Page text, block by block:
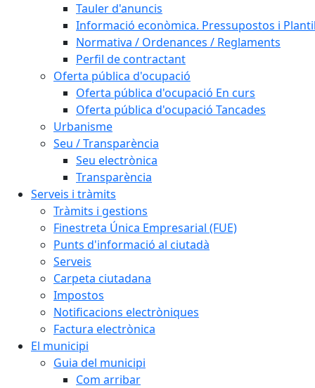
Tauler d'anuncis
Informació econòmica. Pressupostos i
Normativa / Ordenances / Reglaments
Perfil de contractant
Oferta pública d'ocupació
Oferta pública d'ocupació En curs
Oferta pública d'ocupació Tancades
Urbanisme
Seu / Transparència
Seu electrònica
Transparència
Serveis i tràmits
Tràmits i gestions
Finestreta Única Empresarial (FUE)
Punts d'informació al ciutadà
Serveis
Carpeta ciutadana
Impostos
Notificacions electròniques
Factura electrònica
El municipi
Guia del municipi
Com arribar